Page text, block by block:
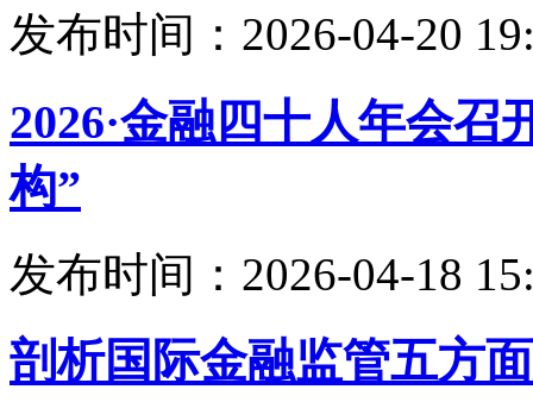
发布时间：2026-04-20
2026·金融四十人年会
构”
发布时间：2026-04-18
剖析国际金融监管五方